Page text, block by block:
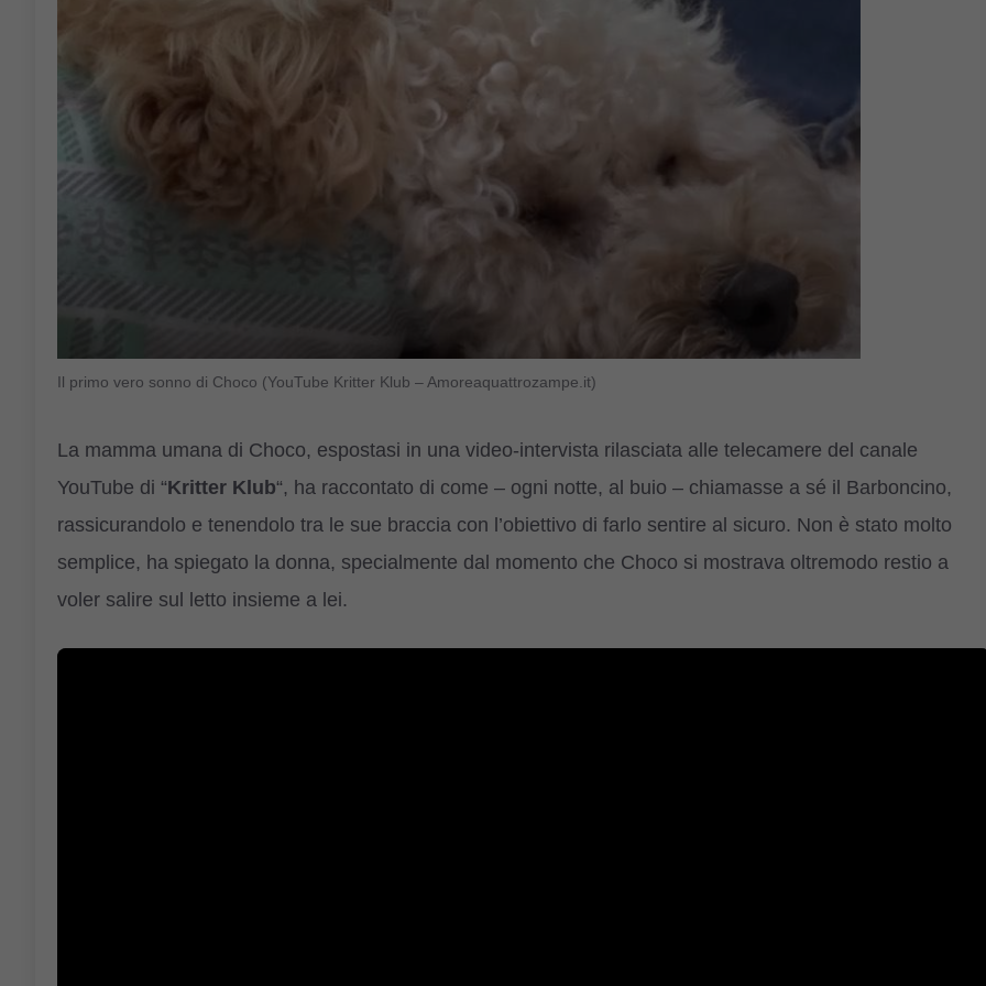
Il primo vero sonno di Choco (YouTube Kritter Klub – Amoreaquattrozampe.it)
La mamma umana di Choco, espostasi in una video-intervista rilasciata alle telecamere del canale
YouTube di “Kritter Klub“, ha raccontato di come – ogni notte, al buio – chiamasse a sé il Barboncino,
rassicurandolo e tenendolo tra le sue braccia con l’obiettivo di farlo sentire al sicuro. Non è stato molto
semplice, ha spiegato la donna, specialmente dal momento che Choco si mostrava oltremodo restio a
voler salire sul letto insieme a lei.